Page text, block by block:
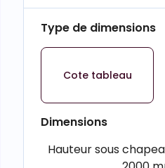
Type de dimensions
Cote tableau
Dimensions
Hauteur sous